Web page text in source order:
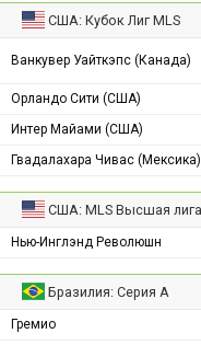
США: Кубок Лиг MLS
Ванкувер Уайткэпс (Канада)
Орландо Сити (США)
Интер Майами (США)
Гвадалахара Чивас (Мексика)
США: MLS Высшая лига
Нью-Инглэнд Революшн
Бразилия: Серия А
Гремио